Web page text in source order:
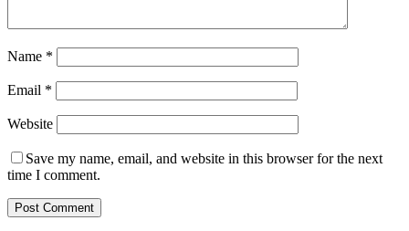
Name *
Email *
Website
Save my name, email, and website in this browser for the next
time I comment.